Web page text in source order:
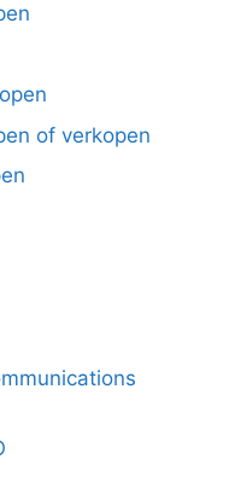
of verkopen